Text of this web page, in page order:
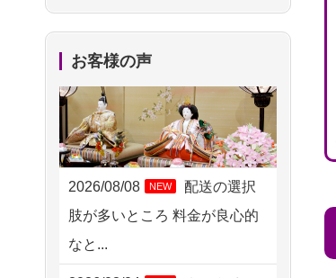
2026/08/07 20:31
2026/08/07 09:26
平塚市の方からお申込み
2026/08/06 21:28
埼玉県の方からお申込み
2026/08/06 17:56
藤沢市の方からお申込み
お客様の声
2026/08/08 NEW
配送の選択
肢が多いところ 料金が良心的
なと...